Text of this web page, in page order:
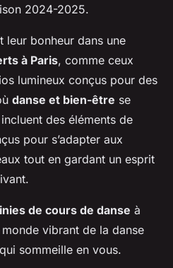
2024-2025.
leur bonheur dans une
à Paris, comme ceux
lumineux conçus pour des
danse et bien-être se
des éléments de
pour s’adapter aux
tout en gardant un esprit
de cours de danse à
vibrant de la danse
sommeille en vous.